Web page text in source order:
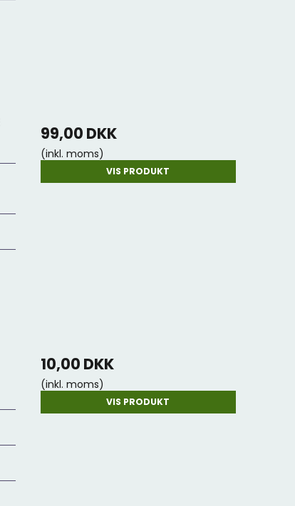
99,00 DKK
(inkl. moms)
VIS PRODUKT
10,00 DKK
(inkl. moms)
VIS PRODUKT